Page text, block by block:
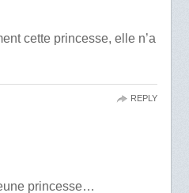
cette princesse, elle n’a
princesse…
REPLY